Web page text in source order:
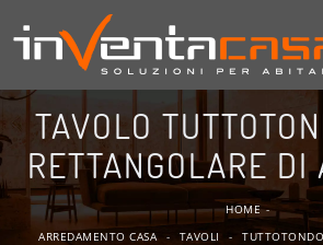
TAVOLO
RETTANGOLARE DI
HOME -
ARREDAMENTO CASA
- TAVOLI -